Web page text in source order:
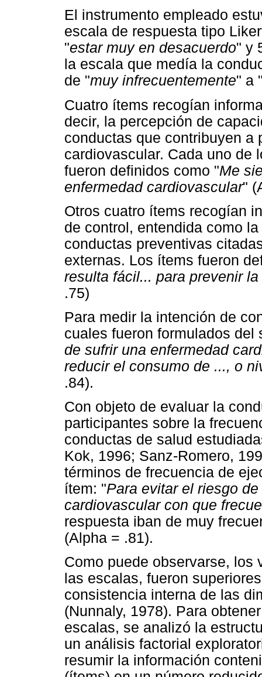
El instrumento empleado
escala de respuesta tipo
"estar muy en desacuerdo" y
la escala que medía la
de "muy infrecuentemente" a
Cuatro ítems recogían
decir, la percepción de
conductas que contribuyen a
cardiovascular. Cada uno de
fueron definidos como "Me
enfermedad cardiovascular"
Otros cuatro ítems recogían
de control, entendida como
conductas preventivas
externas. Los ítems fueron
resulta fácil... para prevenir
.75)
Para medir la intención de
cuales fueron formulados del
de sufrir una enfermedad
reducir el consumo de ..., o
.84).
Con objeto de evaluar la
participantes sobre la
conductas de salud
Kok, 1996; Sanz-Romero,
términos de frecuencia de
ítem: "Para evitar el riesgo
cardiovascular con que
respuesta iban de muy
(Alpha = .81).
Como puede observarse, los
las escalas, fueron
consistencia interna de las
(Nunnaly, 1978). Para
escalas, se analizó la
un análisis factorial
resumir la información